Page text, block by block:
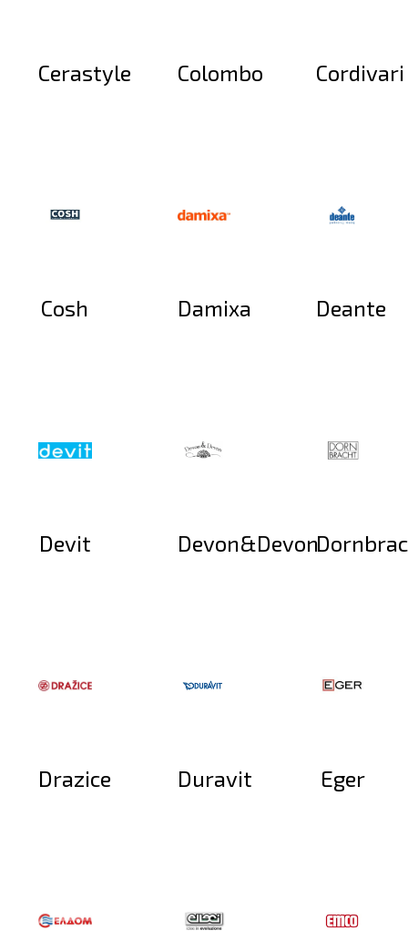
Cerastyle Colombo Cordivari
Cosh Damixa Deante
Devit Devon&Devon
Drazice Duravit Eger